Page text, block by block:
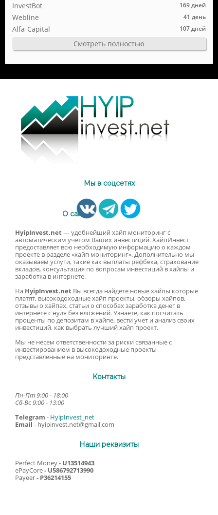
169 дней
InvestBot
41 день
Webline
107 дней
Alfa-Capital
Смотреть полностью
Мы в соцсетях
О сайте
HyipInvest.net— удобнейший хайп мониторинг с
автоматическим учетом Ваших инвестиций. ХайпИнвест
предоставляет всю необходимую информацию о каждом
проекте в разделе «хайп мониторинг». Дополнительно мы
оказываем услуги, такие как выплаты рефбека, страхование
вкладов, консультация по вопросам инвестиций в хайпы и
заработка в интернете.
На HyipInvest.net Вы всегда найдете новые хайпы которые
платят, высокодоходные хайп проекты, обзоры хайпов,
отзывы о хайпах, статьи о способах заработка денег в
интернете с нуля без вложений. Узнаете, как посчитать
проценты по депозитам в хайпе, вести учет и анализ своих
инвестиций, как выбрать лучший хайп проект.
Мы не несем ответственности за риски связанные с
инвестированием в высокодоходные проекты
представленные на мониторинге.
Контакты
Пн-Пт 9:00 - 18:00
Сб-Вс 9:00 - 13:00
Telegram - HyipInvest_net
Email - hyipinvest.net@gmail.com
Наши реквизиты
Perfect Money- U13514943
ePayCore- U586792713990
Payeer- P36214155